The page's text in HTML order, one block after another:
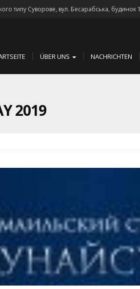
типу Суворове, вул. Бесарабська, будинок 1
ÜBER UNS NACHRICHTEN
2019